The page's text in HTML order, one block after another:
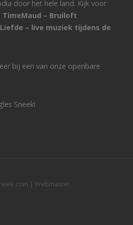
door het hele land. Kijk voor
TimeMaud – Bruiloft
– live muziek tijdens de
bij een van onze openbare
Sneek!
| Webmaster